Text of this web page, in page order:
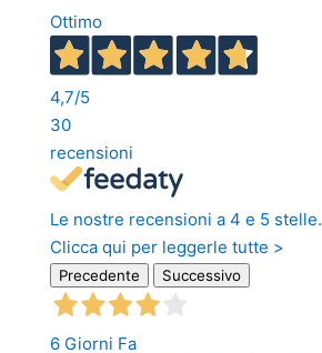
Ottimo
4,7/5
30
recensioni
Le nostre recensioni a 4 e 5 stelle.
Clicca qui per leggerle tutte >
Precedente Successivo
6 Giorni Fa